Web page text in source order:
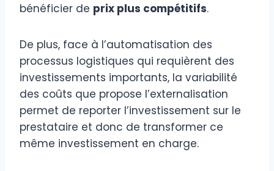
bénéficier de prix plus compétitifs.
De plus, face à l’automatisation des
processus logistiques qui requièrent des
investissements importants, la variabilité
des coûts que propose l’externalisation
permet de reporter l’investissement sur le
prestataire et donc de transformer ce
même investissement en charge.